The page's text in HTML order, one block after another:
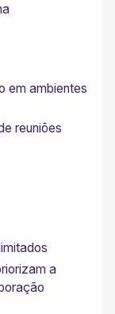
em ambientes
reuniões
a